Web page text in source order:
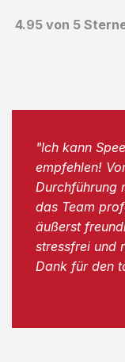
4.95 von 5
"Ich kann
empfehlen!
Durchführung
das Team
äußerst
stressfrei und
Dank für den